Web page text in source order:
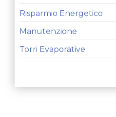
Risparmio Energetico
Manutenzione
Torri Evaporative